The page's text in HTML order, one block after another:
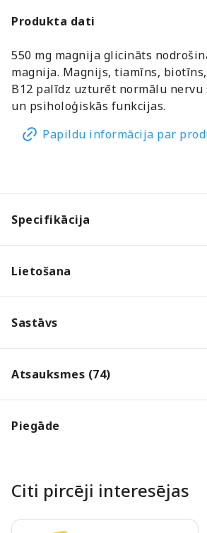
Produkta dati
550 mg magnija glicināts
magnija. Magnijs, tiamīns,
B12 palīdz uzturēt normālu
un psiholoģiskās funkcijas.
Papildu informācija par
Specifikācija
Lietošana
Sastāvs
Atsauksmes (74)
Piegāde
Citi pircēji interesējas